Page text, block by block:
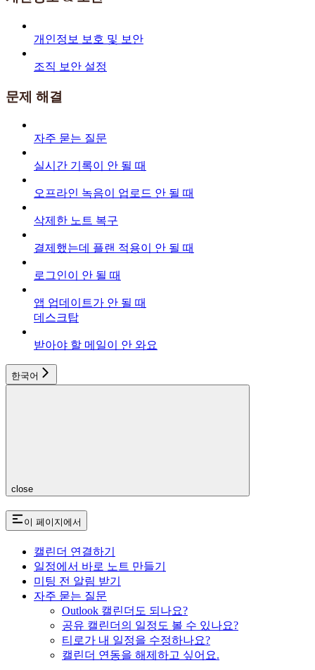
개인정보 보호 및 보안
조직 보안 설정
문제 해결
자주 묻는 질문
실시간 기록이 안 될 때
오프라인 녹음이 업로드 안 될 때
삭제한 노트 복구
결제했는데 플랜 적용이 안 될 때
로그인이 안 될 때
앱 업데이트가 안 될 때
데스크탑
받아야 할 메일이 안 와요
한국어
close
이 페이지에서
캘린더 연결하기
일정에서 바로 노트 만들기
미팅 전 알림 받기
자주 묻는 질문
Outlook 캘린더도 되나요?
공유 캘린더의 일정도 볼 수 있나요?
티로가 내 일정을 수정하나요?
캘린더 연동을 해제하고 싶어요.